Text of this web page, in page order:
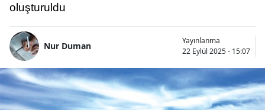
oluşturuldu
Nur Duman
Yayınlanma
22 Eylül 2025 - 15:07